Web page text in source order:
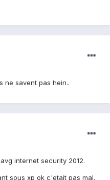
ne savent pas hein..
internet security 2012.
sous xp ok c'etait pas mal.